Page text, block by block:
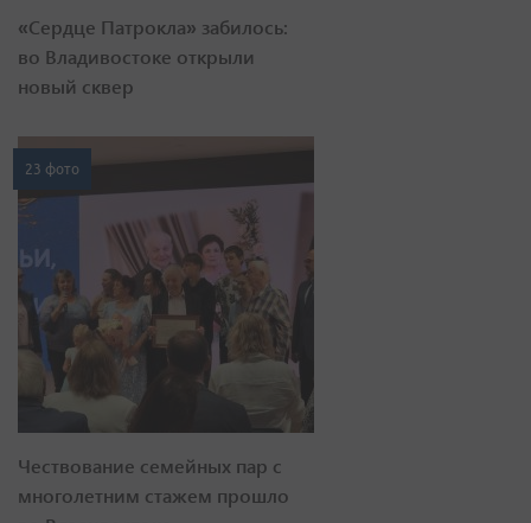
«Сердце Патрокла» забилось:
во Владивостоке открыли
новый сквер
23 фото
Чествование семейных пар с
многолетним стажем прошло